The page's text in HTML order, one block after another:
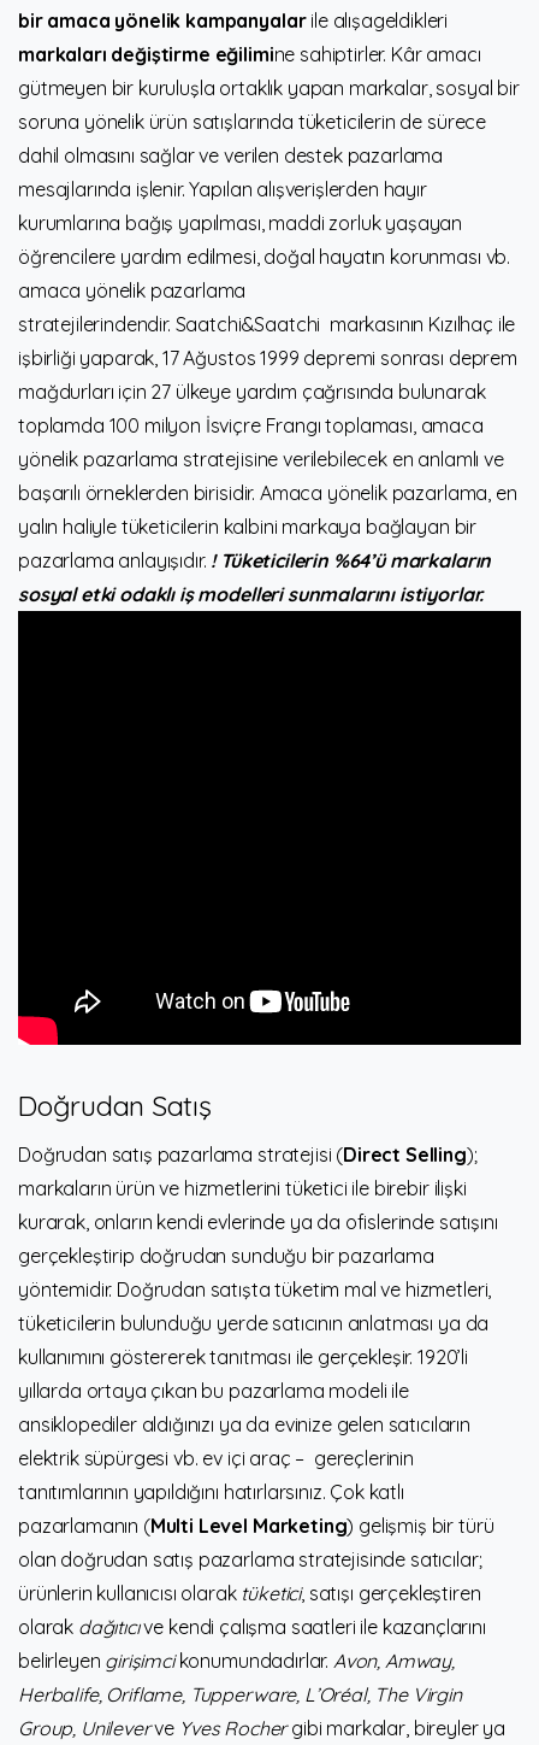
bir amaca yönelik kampanyalarile alışageldikleri
markaları değiştirme eğilimine sahiptirler. Kâr amacı
gütmeyen bir kuruluşla ortaklık yapan markalar, sosyal bir
soruna yönelik ürün satışlarında tüketicilerin de sürece
dahil olmasını sağlar ve verilen destek pazarlama
mesajlarında işlenir. Yapılan alışverişlerden hayır
kurumlarına bağış yapılması, maddi zorluk yaşayan
öğrencilere yardım edilmesi, doğal hayatın korunması vb.
amaca yönelik pazarlama
stratejilerindendir. Saatchi&Saatchi markasının Kızılhaç ile
işbirliği yaparak, 17 Ağustos 1999 depremi sonrası deprem
mağdurları için 27 ülkeye yardım çağrısında bulunarak
toplamda 100 milyon İsviçre Frangı toplaması, amaca
yönelik pazarlama stratejisine verilebilecek en anlamlı ve
başarılı örneklerden birisidir. Amaca yönelik pazarlama, en
yalın haliyle tüketicilerin kalbini markaya bağlayan bir
pazarlama anlayışıdır. ! Tüketicilerin %64’ü markaların
sosyal etki odaklı iş modelleri sunmalarını istiyorlar.
Doğrudan Satış
Doğrudan satış pazarlama stratejisi (Direct Selling);
markaların ürün ve hizmetlerini tüketici ile birebir ilişki
kurarak, onların kendi evlerinde ya da ofislerinde satışını
gerçekleştirip doğrudan sunduğu bir pazarlama
yöntemidir. Doğrudan satışta tüketim mal ve hizmetleri,
tüketicilerin bulunduğu yerde satıcının anlatması ya da
kullanımını göstererek tanıtması ile gerçekleşir. 1920’li
yıllarda ortaya çıkan bu pazarlama modeli ile
ansiklopediler aldığınızı ya da evinize gelen satıcıların
elektrik süpürgesi vb. ev içi araç – gereçlerinin
tanıtımlarının yapıldığını hatırlarsınız. Çok katlı
pazarlamanın (Multi Level Marketing) gelişmiş bir türü
olan doğrudan satış pazarlama stratejisinde satıcılar;
ürünlerin kullanıcısı olarak tüketici, satışı gerçekleştiren
olarak dağıtıcıve kendi çalışma saatleri ile kazançlarını
belirleyen girişimcikonumundadırlar. Avon, Amway,
Herbalife, Oriflame, Tupperware, L’Oréal, The Virgin
Group, Unileverve Yves Rochergibi markalar, bireyler ya